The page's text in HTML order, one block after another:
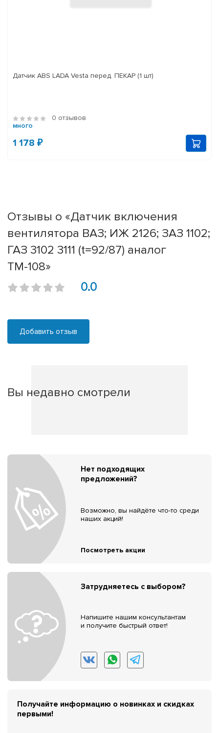
Датчик ABS LADA Vesta перед. ПЕКАР (1 шт)
0 отзывов
много
1 178 ₽
Отзывы о «Датчик включения
вентилятора ВАЗ; ИЖ 2126; ЗАЗ 1102;
ГАЗ 3102 3111 (t=92/87) аналог
ТМ-108»
0.0
Добавить отзыв
Вы недавно смотрели
Нет подходящих
предложений?
Возможно, вы найдёте что-то среди
наших акций!
Посмотреть акции
Затрудняетесь с выбором?
Напишите нашим консультантам
и получите быстрый ответ!
Получайте информацию о новинках и скидках
первыми!